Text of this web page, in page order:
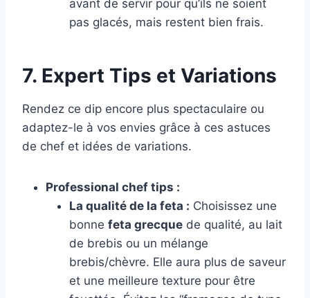
avant de servir pour qu’ils ne soient
pas glacés, mais restent bien frais.
7. Expert Tips et Variations
Rendez ce dip encore plus spectaculaire ou
adaptez-le à vos envies grâce à ces astuces
de chef et idées de variations.
Professional chef tips :
La qualité de la feta : Choisissez une
bonne feta grecque de qualité, au lait
de brebis ou un mélange
brebis/chèvre. Elle aura plus de saveur
et une meilleure texture pour être